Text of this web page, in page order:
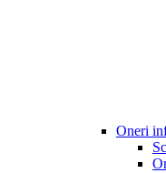
Oneri